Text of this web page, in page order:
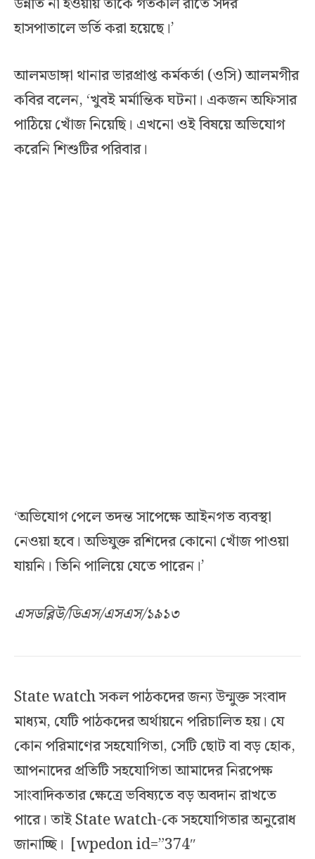
হাসপাতালে ভর্তি করা হয়েছে।’
আলমডাঙ্গা থানার ভারপ্রাপ্ত কর্মকর্তা (ওসি) আলমগীর
কবির বলেন, ‘খুবই মর্মান্তিক ঘটনা। একজন অফিসার
পাঠিয়ে খোঁজ নিয়েছি। এখনো ওই বিষয়ে অভিযোগ
করেনি শিশুটির পরিবার।
‘অভিযোগ পেলে তদন্ত সাপেক্ষে আইনগত ব্যবস্থা
নেওয়া হবে। অভিযুক্ত রশিদের কোনো খোঁজ পাওয়া
যায়নি। তিনি পালিয়ে যেতে পারেন।’
এসডব্লিউ/ডিএস/এসএস/১৯১৩
State watch সকল পাঠকদের জন্য উন্মুক্ত সংবাদ
মাধ্যম, যেটি পাঠকদের অর্থায়নে পরিচালিত হয়। যে
কোন পরিমাণের সহযোগিতা, সেটি ছোট বা বড় হোক,
আপনাদের প্রতিটি সহযোগিতা আমাদের নিরপেক্ষ
সাংবাদিকতার ক্ষেত্রে ভবিষ্যতে বড় অবদান রাখতে
পারে। তাই State watch-কে সহযোগিতার অনুরোধ
জানাচ্ছি। [wpedon id=”374″